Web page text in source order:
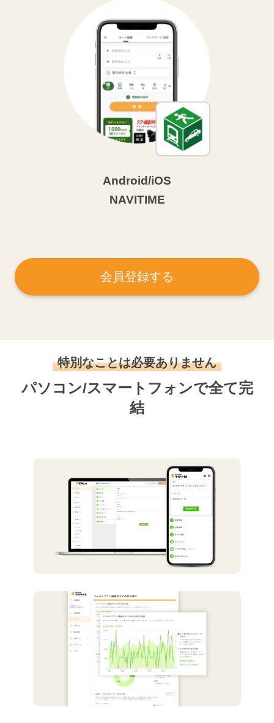
Android/iOS
NAVITIME
会員登録する
特別なことは必要ありません
パソコン/スマートフォンで全て完
結